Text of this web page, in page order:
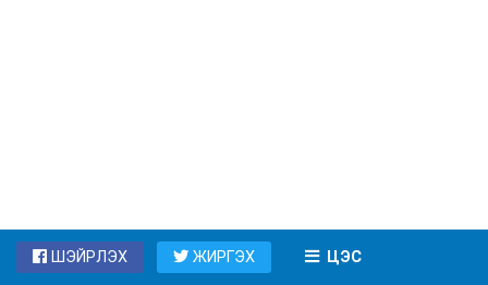
ШЭЙРЛЭХ ЖИРГЭХ ЦЭС